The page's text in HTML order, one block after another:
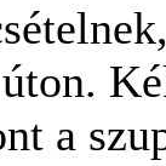
a